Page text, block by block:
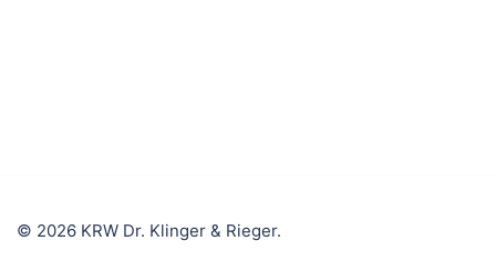
© 2026 KRW Dr. Klinger & Rieger.